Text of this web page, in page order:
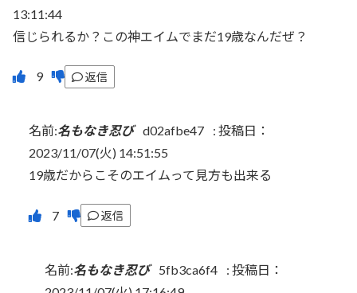
13:11:44
信じられるか？この神エイムでまだ19歳なんだぜ？
返信
名前:名もなき忍び d02afbe47 : 投稿日：
2023/11/07(火) 14:51:55
19歳だからこそのエイムって見方も出来る
返信
名前:名もなき忍び 5fb3ca6f4 : 投稿日：